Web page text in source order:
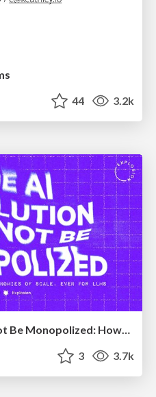
44 3.2k
The AI Revolution Will Not Be Monopolized: How open-source beats economies of scale, even for LLMs
3 3.7k